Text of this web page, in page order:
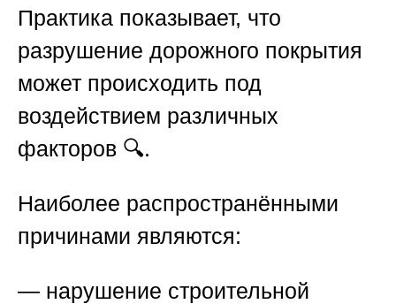
Практика показывает, что
разрушение дорожного покрытия
может происходить под
воздействием различных
факторов 🔍.
Наиболее распространёнными
причинами являются:
— нарушение строительной